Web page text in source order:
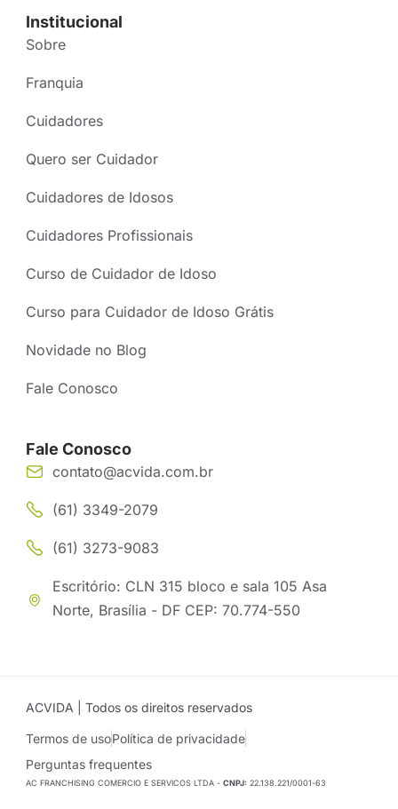
Institucional
Sobre
Franquia
Cuidadores
Quero ser Cuidador
Cuidadores de Idosos
Cuidadores Profissionais
Curso de Cuidador de Idoso
Curso para Cuidador de Idoso Grátis
Novidade no Blog
Fale Conosco
Fale Conosco
contato@acvida.com.br
(61) 3349-2079
(61) 3273-9083
Escritório: CLN 315 bloco e sala 105 Asa
Norte, Brasília - DF CEP: 70.774-550
ACVIDA | Todos os direitos reservados
Termos de usoPolítica de privacidade
Perguntas frequentes
AC FRANCHISING COMERCIO E SERVICOS LTDA - CNPJ: 22.138.221/0001-63